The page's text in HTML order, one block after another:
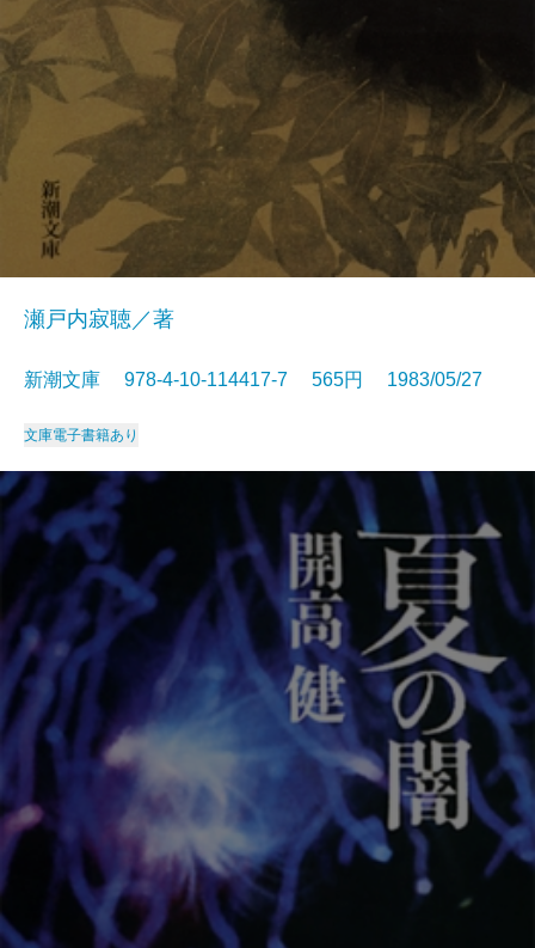
瀬戸内寂聴／著
新潮文庫 978-4-10-114417-7 565円 1983/05/27
文庫電子書籍あり